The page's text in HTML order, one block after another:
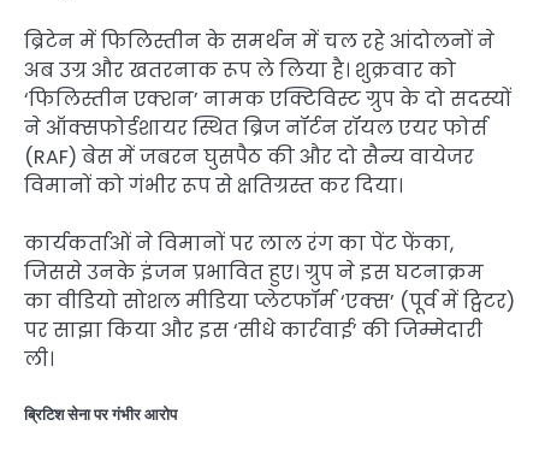
ब्रिटेन में फिलिस्तीन के समर्थन में चल रहे आंदोलनों ने
अब उग्र और खतरनाक रूप ले लिया है। शुक्रवार को
‘फिलिस्तीन एक्शन’ नामक एक्टिविस्ट ग्रुप के दो सदस्यों
ने ऑक्सफोर्डशायर स्थित ब्रिज नॉर्टन रॉयल एयर फोर्स
(RAF) बेस में जबरन घुसपैठ की और दो सैन्य वायेजर
विमानों को गंभीर रूप से क्षतिग्रस्त कर दिया।
कार्यकर्ताओं ने विमानों पर लाल रंग का पेंट फेंका,
जिससे उनके इंजन प्रभावित हुए। ग्रुप ने इस घटनाक्रम
का वीडियो सोशल मीडिया प्लेटफॉर्म ‘एक्स’ (पूर्व में ट्विटर)
पर साझा किया और इस ‘सीधे कार्रवाई’ की जिम्मेदारी
ली।
ब्रिटिश सेना पर गंभीर आरोप